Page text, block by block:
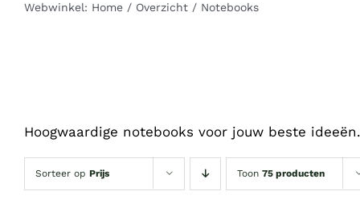
Webwinkel: Home Overzicht Notebooks
Hoogwaardige notebooks voor jouw beste ideeën.
Sorteer op Prijs Toon 75 producten